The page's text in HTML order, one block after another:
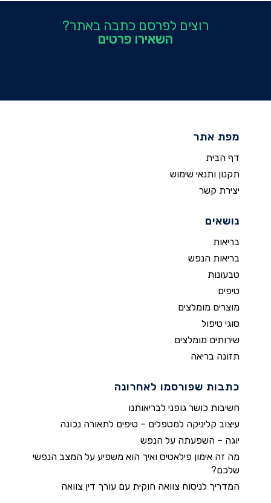
רוצים לפרסם כתבה באתר?
השאירו פרטים
מפת אתר
דף הבית
תקנון ותנאי שימוש
יצירת קשר
נושאים
בריאות
בריאות הנפש
טבעונות
טיפים
מוצרים מומלצים
סוגי טיפול
שירותים מומלצים
תזונה בריאה
כתבות שפורסמו לאחרונה
חשיבות כושר גופני לבריאותנו
עיצוב קליניקה למטפלים – טיפים לתאורה נכונה
יוגה – השפעתה על הנפש
מה זה אימון פילאטיס ואיך הוא משפיע על המצב הנפשי
שלכם?
המדריך לניסוח צוואה חוקית עם עורך דין צוואה